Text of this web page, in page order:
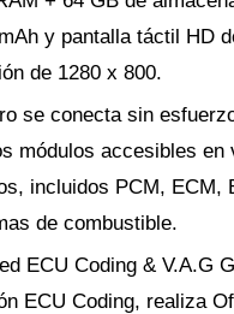
y pantalla táctil HD
de 1280 x 800.
se conecta sin
módulos accesibles en
incluidos PCM, ECM,
de combustible.
ECU Coding & V.A.G
ECU Coding, realiza